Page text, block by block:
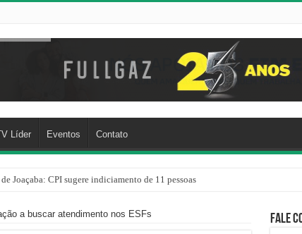
Líder Eventos Contato
Joaçaba: CPI sugere indiciamento de 11 pessoas
e apreende quase 1 kg de drogas na sua residência em Herval
a buscar atendimento nos ESFs Fale